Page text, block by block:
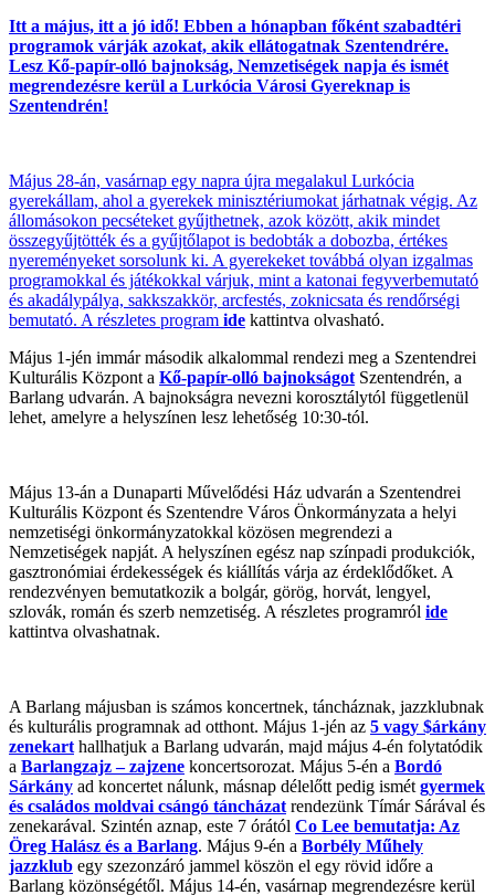
Itt a május, itt a jó idő! Ebben a hónapban főként szabadtéri
programok várják azokat, akik ellátogatnak Szentendrére.
Lesz Kő-papír-olló bajnokság, Nemzetiségek napja és ismét
megrendezésre kerül a Lurkócia Városi Gyereknap is
Szentendrén!
Május 28-án, vasárnap egy napra újra megalakul Lurkócia
gyerekállam, ahol a gyerekek minisztériumokat járhatnak végig. Az
állomásokon pecséteket gyűjthetnek, azok között, akik mindet
összegyűjtötték és a gyűjtőlapot is bedobták a dobozba, értékes
nyereményeket sorsolunk ki. A gyerekeket továbbá olyan izgalmas
programokkal és játékokkal várjuk, mint a katonai fegyverbemutató
és akadálypálya, sakkszakkör, arcfestés, zoknicsata és rendőrségi
bemutató. A részletes program ide kattintva olvasható.
Május 1-jén immár második alkalommal rendezi meg a Szentendrei
Kulturális Központ a Kő-papír-olló bajnokságot Szentendrén, a
Barlang udvarán. A bajnokságra nevezni korosztálytól függetlenül
lehet, amelyre a helyszínen lesz lehetőség 10:30-tól.
Május 13-án a Dunaparti Művelődési Ház udvarán a Szentendrei
Kulturális Központ és Szentendre Város Önkormányzata a helyi
nemzetiségi önkormányzatokkal közösen megrendezi a
Nemzetiségek napját. A helyszínen egész nap színpadi produkciók,
gasztronómiai érdekességek és kiállítás várja az érdeklődőket. A
rendezvényen bemutatkozik a bolgár, görög, horvát, lengyel,
szlovák, román és szerb nemzetiség. A részletes programról ide
kattintva olvashatnak.
A Barlang májusban is számos koncertnek, táncháznak, jazzklubnak
és kulturális programnak ad otthont. Május 1-jén az 5 vagy $árkány
zenekart hallhatjuk a Barlang udvarán, majd május 4-én folytatódik
a Barlangzajz – zajzene koncertsorozat. Május 5-én a Bordó
Sárkány ad koncertet nálunk, másnap délelőtt pedig ismét gyermek
és családos moldvai csángó táncházat rendezünk Tímár Sárával és
zenekarával. Szintén aznap, este 7 órától Co Lee bemutatja: Az
Öreg Halász és a Barlang. Május 9-én a Borbély Műhely
jazzklub egy szezonzáró jammel köszön el egy rövid időre a
Barlang közönségétől. Május 14-én, vasárnap megrendezésre kerül